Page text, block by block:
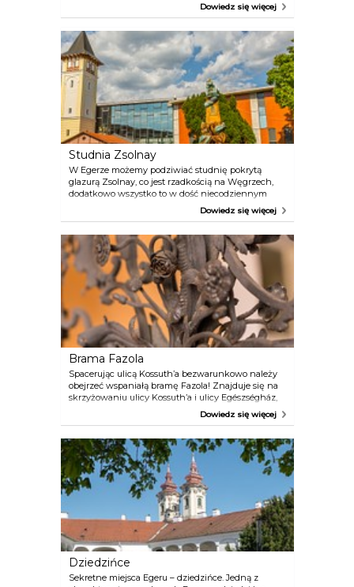
stałej znajduje się plac zabaw, gdzie młodzi
strażaków! Muzeum Pożarnictwa znajduje się koło
śródmiejskiej ścieżki rowerowej, jest więc świetnym
uzupełnieniem rodzinnej wycieczki rowerowej.
Dowiedz się więcej
Studnia Zsolnay
W Egerze możemy podziwiać studnię pokrytą
glazurą Zsolnay, co jest rzadkością na Węgrzech,
dodatkowo wszystko to w dość niecodziennym
otoczeniu, mianowicie w środku centrum
handlowego! Wszystko zaczęło się w 1894 roku,
zbudowany. Brzmi niewiarygodnie? Istotnie, jest w
tej historii mały haczyk. Kompleks budynków został
wtedy zbudowany dla fabryki wyrobów
tytoniowych, i spełniał swoją funkcję przez
następnych 111 lat. Studnia trafiła na obecne
miejsce w roku 1996, z okazji 100-lecia fabryki.
Przedstawia ona wieżę ciśnień będącą częścią
fabryki. W 2005 roku zakłady tytoniowe odeszły w
niepamięć, ale na ich miejsce pojawiło się centrum
handlowe. Centrum, które z szacunkiem odnosi się
do swojej przeszłości i nie tylko zachowało
zabytkowe budynki kompleksu, ale odnowiło je i
wciąż ich używa!
Dowiedz się więcej
Brama Fazola
Spacerując ulicą Kossuth’a bezwarunkowo należy
obejrzeć wspaniałą bramę Fazola! Znajduje się na
skrzyżowaniu ulicy Kossuth’a i ulicy Egészségház,
przy wejściu do budynku Urzędu Komitatu.
Dowiedz się więcej
Dziedzińce
Sekretne miejsca Egeru – dziedzińce. Jedną z